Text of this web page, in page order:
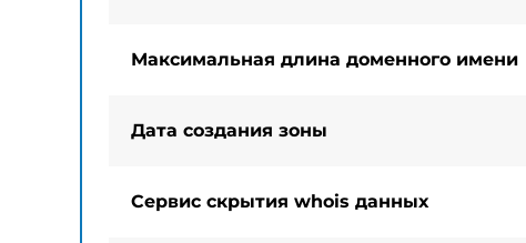
Максимальная длина доменного имени
Дата создания зоны
Сервис скрытия whois данных